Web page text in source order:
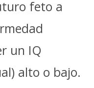
feto a
un IQ
alto o bajo.